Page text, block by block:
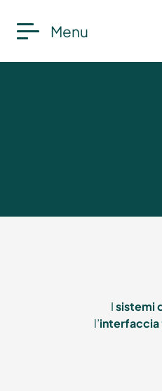
Menu
Isistemi
l’interfaccia